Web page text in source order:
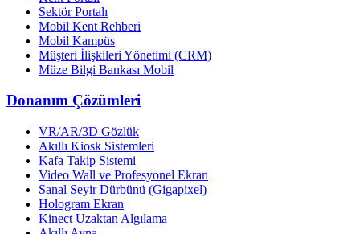
Sektör Portalı
Mobil Kent Rehberi
Mobil Kampüs
Müşteri İlişkileri Yönetimi (CRM)
Müze Bilgi Bankası Mobil
Donanım Çözümleri
VR/AR/3D Gözlük
Akıllı Kiosk Sistemleri
Kafa Takip Sistemi
Video Wall ve Profesyonel Ekran
Sanal Seyir Dürbünü (Gigapixel)
Hologram Ekran
Kinect Uzaktan Algılama